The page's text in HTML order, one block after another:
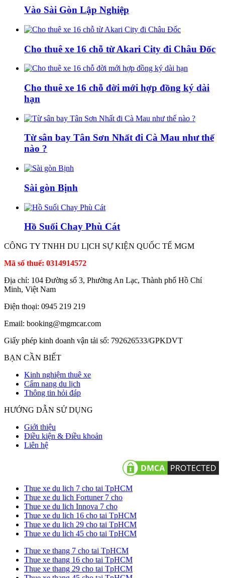
Vào Sài Gòn Lập Nghiệp
Cho thuê xe 16 chỗ từ Akari City đi Châu Đốc
Cho thuê xe 16 chỗ đời mới hợp đồng ký dài
hạn
Từ sân bay Tân Sơn Nhất đi Cà Mau như thế
nào ?
Sài gòn Bịnh
Hồ Suối Chay Phù Cát
CÔNG TY TNHH DU LỊCH SỰ KIỆN QUỐC TẾ MGM
Mã số thuế: 0314914572
Địa chỉ: 104 Đường số 3, Phường An Lạc, Thành phố Hồ Chí
Minh, Việt Nam
Điện thoại: 0945 219 219
Email: booking@mgmcar.com
Giấy phép kinh doanh vận tải số: 792626533/GPKDVT
BẠN CẦN BIẾT
Kinh nghiệm thuê xe
Cẩm nang du lịch
Thông tin hỏi đáp
HƯỚNG DẪN SỬ DỤNG
Giới thiệu
Điều kiện & Điều khoản
Liên hệ
Thue xe du lich 7 cho tai TpHCM
Thue xe du lich Fortuner 7 cho
Thue xe du lich Innova 7 cho
Thue xe du lich 16 cho tai TpHCM
Thue xe du lich 29 cho tai TpHCM
Thue xe du lich 45 cho tai TpHCM
Thue xe thang 7 cho tai TpHCM
Thue xe thang 16 cho tai TpHCM
Thue xe thang 29 cho tai TpHCM